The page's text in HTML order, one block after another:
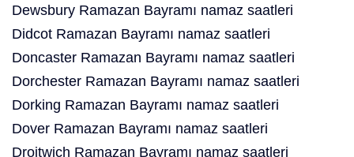
Dewsbury Ramazan Bayramı namaz saatleri
Didcot Ramazan Bayramı namaz saatleri
Doncaster Ramazan Bayramı namaz saatleri
Dorchester Ramazan Bayramı namaz saatleri
Dorking Ramazan Bayramı namaz saatleri
Dover Ramazan Bayramı namaz saatleri
Droitwich Ramazan Bayramı namaz saatleri